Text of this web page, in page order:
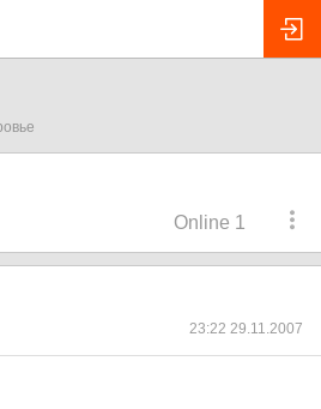
Online 1
23:22 29.11.2007